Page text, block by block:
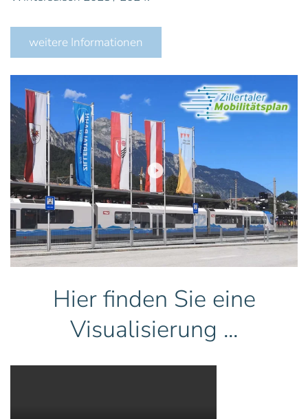
weitere Informationen
Hier finden Sie eine
Visualisierung ...